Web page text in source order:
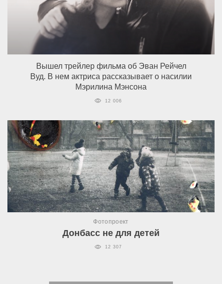
Вышел трейлер фильма об Эван Рейчел
Вуд. В нем актриса рассказывает о насилии
Мэрилина Мэнсона
12 006
Фотопроект
Донбасс не для детей
12 307